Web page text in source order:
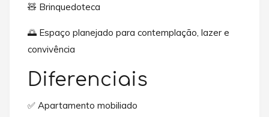
🧸 Brinquedoteca
🌅 Espaço planejado para contemplação, lazer e
convivência
Diferenciais
✅ Apartamento mobiliado